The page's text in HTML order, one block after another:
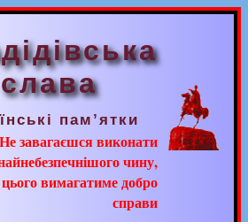
слава
пам’ятки
Не завагаєшся виконати
чину,
вимагатиме добро
справи